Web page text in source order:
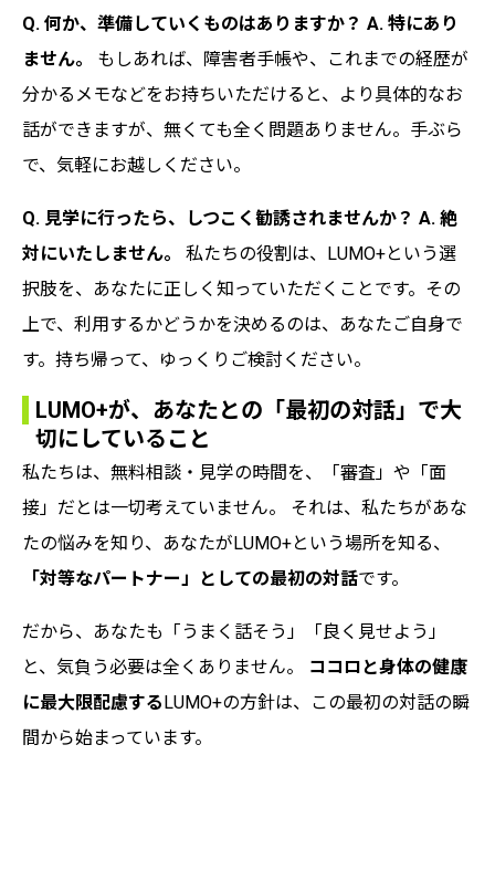
Q. 何か、準備していくものはありますか？ A. 特にあり
ません。
もしあれば、障害者手帳や、これまでの経歴が
分かるメモなどをお持ちいただけると、より具体的なお
話ができますが、無くても全く問題ありません。手ぶら
で、気軽にお越しください。
Q. 見学に行ったら、しつこく勧誘されませんか？ A. 絶
対にいたしません。
私たちの役割は、LUMO+という選
択肢を、あなたに正しく知っていただくことです。その
上で、利用するかどうかを決めるのは、あなたご自身で
す。持ち帰って、ゆっくりご検討ください。
LUMO+が、あなたとの「最初の対話」で大
切にしていること
私たちは、無料相談・見学の時間を、「審査」や「面
接」だとは一切考えていません。 それは、私たちがあな
たの悩みを知り、あなたがLUMO+という場所を知る、
「対等なパートナー」としての最初の対話です。
だから、あなたも「うまく話そう」「良く見せよう」
と、気負う必要は全くありません。
ココロと身体の健康
に最大限配慮するLUMO+の方針は、この最初の対話の瞬
間から始まっています。